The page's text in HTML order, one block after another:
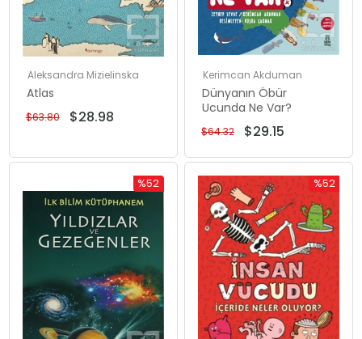
Aleksandra Mizielinska
Atlas
$28.98
$63.80
Kerimcan Akduman
Dünyanın Öbür
Ucunda Ne Var?
$29.15
$64.32
%52
Rabatt
%52Rabatt
%52
Rabatt